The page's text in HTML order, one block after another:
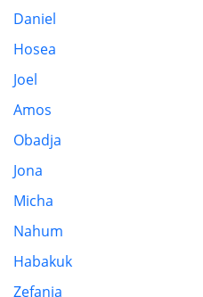
Daniel
Hosea
Joel
Amos
Obadja
Jona
Micha
Nahum
Habakuk
Zefanja